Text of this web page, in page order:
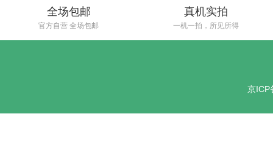
全场包邮
官方自营 全场包邮
真机实拍
一机一拍，所见所得
京ICP